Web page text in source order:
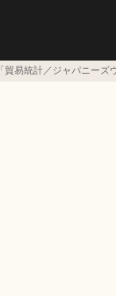
「貿易統計／ジャパニーズ